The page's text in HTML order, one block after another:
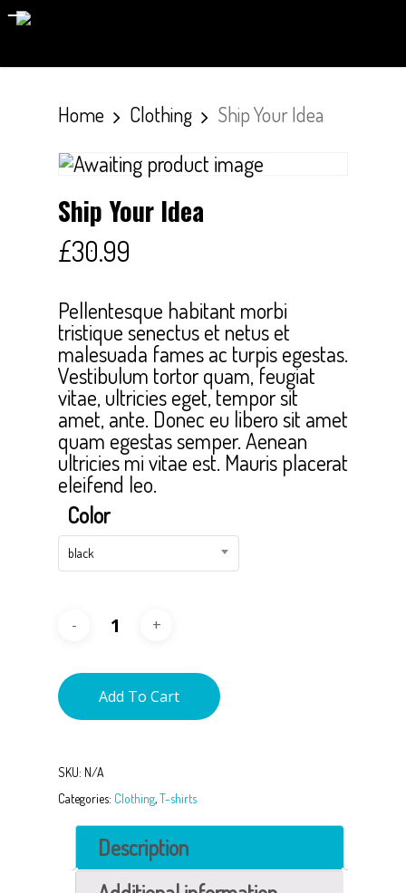
Skip
content
Home Clothing Ship Your Idea
Ship Your Idea
£30.99
Pellentesque habitant morbi
tristique senectus et netus et
malesuada fames ac turpis egestas.
Vestibulum tortor quam, feugiat
vitae, ultricies eget, tempor sit
amet, ante. Donec eu libero sit amet
quam egestas semper. Aenean
ultricies mi vitae est. Mauris placerat
eleifend leo.
Color
black
Add To Cart
SKU: N/A
Categories: Clothing,T-shirts
Description